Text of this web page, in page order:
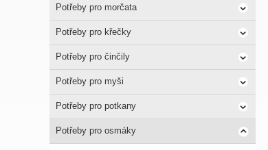
Potřeby pro morčata
Potřeby pro křečky
Potřeby pro činčily
Potřeby pro myši
Potřeby pro potkany
Potřeby pro osmáky